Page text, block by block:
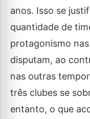
anos. Isso se
quantidade de
protagonismo
disputam, ao
nas outras
três clubes se
entanto, o que